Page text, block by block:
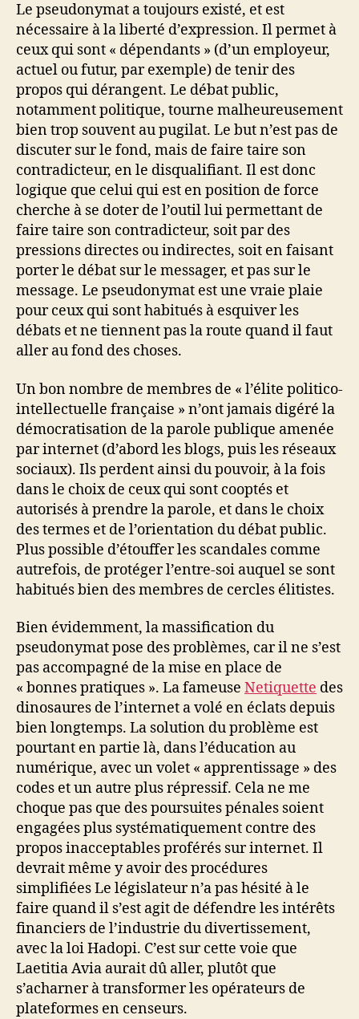
Le pseudonymat a toujours existé, et est
nécessaire à la liberté d’expression. Il permet à
ceux qui sont « dépendants » (d’un employeur,
actuel ou futur, par exemple) de tenir des
propos qui dérangent. Le débat public,
notamment politique, tourne malheureusement
bien trop souvent au pugilat. Le but n’est pas de
discuter sur le fond, mais de faire taire son
contradicteur, en le disqualifiant. Il est donc
logique que celui qui est en position de force
cherche à se doter de l’outil lui permettant de
faire taire son contradicteur, soit par des
pressions directes ou indirectes, soit en faisant
porter le débat sur le messager, et pas sur le
message. Le pseudonymat est une vraie plaie
pour ceux qui sont habitués à esquiver les
débats et ne tiennent pas la route quand il faut
aller au fond des choses.
Un bon nombre de membres de « l’élite politico-
intellectuelle française » n’ont jamais digéré la
démocratisation de la parole publique amenée
par internet (d’abord les blogs, puis les réseaux
sociaux). Ils perdent ainsi du pouvoir, à la fois
dans le choix de ceux qui sont cooptés et
autorisés à prendre la parole, et dans le choix
des termes et de l’orientation du débat public.
Plus possible d’étouffer les scandales comme
autrefois, de protéger l’entre-soi auquel se sont
habitués bien des membres de cercles élitistes.
Bien évidemment, la massification du
pseudonymat pose des problèmes, car il ne s’est
pas accompagné de la mise en place de
« bonnes pratiques ». La fameuse Netiquette des
dinosaures de l’internet a volé en éclats depuis
bien longtemps. La solution du problème est
pourtant en partie là, dans l’éducation au
numérique, avec un volet « apprentissage » des
codes et un autre plus répressif. Cela ne me
choque pas que des poursuites pénales soient
engagées plus systématiquement contre des
propos inacceptables proférés sur internet. Il
devrait même y avoir des procédures
simplifiées Le législateur n’a pas hésité à le
faire quand il s’est agit de défendre les intérêts
financiers de l’industrie du divertissement,
avec la loi Hadopi. C’est sur cette voie que
Laetitia Avia aurait dû aller, plutôt que
s’acharner à transformer les opérateurs de
plateformes en censeurs.